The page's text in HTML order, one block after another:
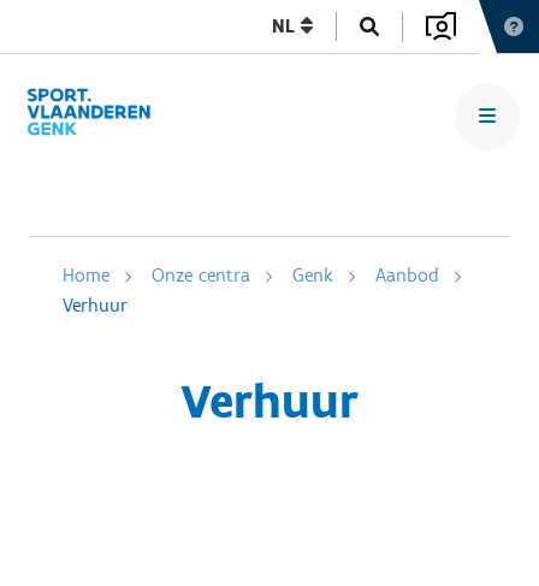
NL
Home Onze centra Genk
Aanbod
Verhuur
Verhuur